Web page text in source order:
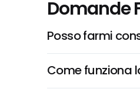
Domande
Posso farmi
Come funziona